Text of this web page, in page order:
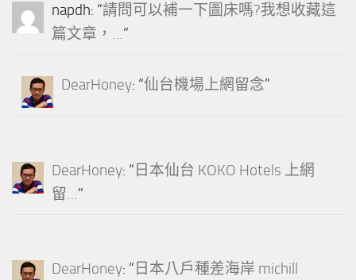
napdh: “請問可以補一下圖床嗎?我想收藏這
篇文章，…”
DearHoney: “仙台機場上網留念”
DearHoney: “ 日本仙台 KOKO Hotels 上網
留…”
DearHoney: “ 日本八戶種差海岸 michill